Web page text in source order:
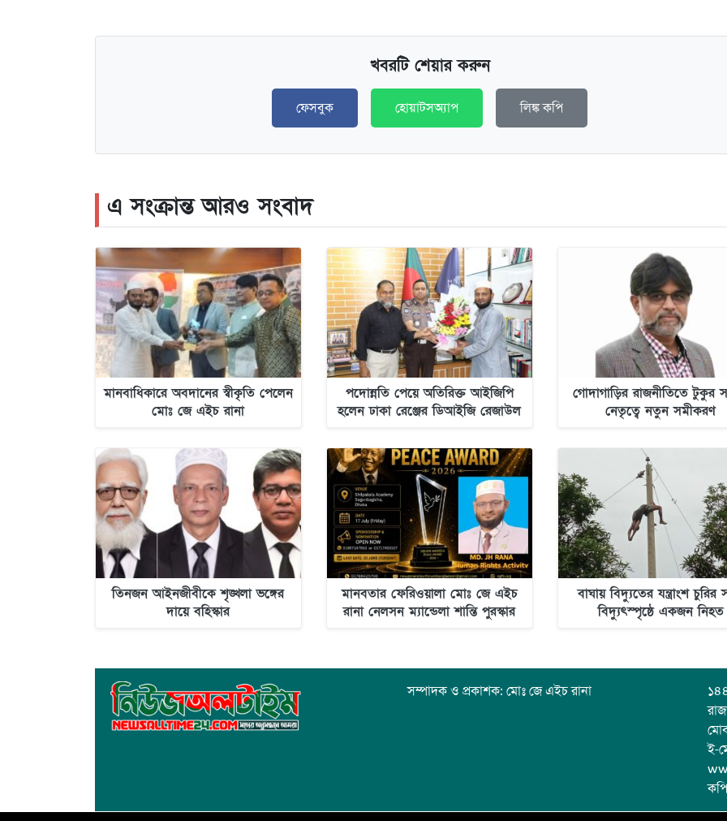
খবরটি শেয়ার করুন
ফেসবুক হোয়াটসঅ্যাপ লিঙ্ক কপি
এ সংক্রান্ত আরও সংবাদ
মানবাধিকারে অবদানের স্বীকৃতি পেলেন
মোঃ জে এইচ রানা
পদোন্নতি পেয়ে অতিরিক্ত আইজিপি
হলেন ঢাকা রেঞ্জের ডিআইজি রেজাউল
গোদাগাড়ির রাজনীতিতে টুকুর
নেতৃত্বে নতুন সমীকরণ
তিনজন আইনজীবীকে শৃঙ্খলা ভঙ্গের
দায়ে বহিস্কার
মানবতার ফেরিওয়ালা মোঃ জে এইচ
রানা নেলসন ম্যান্ডেলা শান্তি পুরস্কার
বাঘায় বিদ্যুতের যন্ত্রাংশ চুরির
বিদ্যুৎস্পৃষ্ঠে একজন নিহত
সম্পাদক ও প্রকাশক: মোঃ জে এইচ রানা
ই-